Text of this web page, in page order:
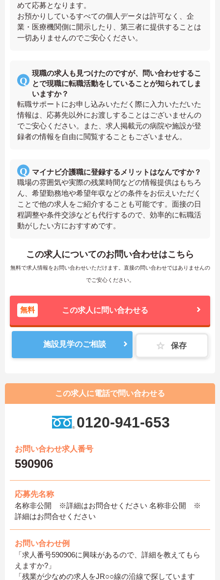
めて応募となります。
お預かりしているすべての個人データは許可なく、企
業・医療機関側に開示したり、第三者に提供することは
一切ありませんのでご安心ください。
現職の求人も見つけたのですが、問い合わせするこ
とで現職に転職活動をしていることが知られてしま
いますか？
転職サポートにお申し込みいただく際に入力いただいた
情報は、応募先以外にお渡しすることはございませんの
でご安心ください。また、求人掲載元の病院や施設が登
録者の情報を自由に閲覧することもございません。
マイナビ介護職に登録するメリットはなんですか？
職場の雰囲気や実際の残業時間などの情報提供はもちろ
ん、希望勤務地や希望年収などの条件をお伝えいただく
ことで他の求人をご紹介することも可能です。面接の日
程調整や条件交渉なども代行するので、効率的に転職活
動がしたい方におすすめです。
この求人についてのお問い合わせはこちら
無料で求人情報をお問い合わせいただけます。直接の問い合わせではありませんの
でご安心ください。
無料 この求人に問い合わせる
施設見学のご相談 保存
この求人に電話で問い合わせる
0120-941-653
お問い合わせ求人番号
590906
応募先名称
名称非公開 ※詳細はお問合せください 名称非公開 ※
詳細はお問合せください
お問い合わせ例
「求人番号590906に興味があるので、詳細を教えてもら
えますか?」
「残業が少なめの求人をJR○○線の沿線で探しています